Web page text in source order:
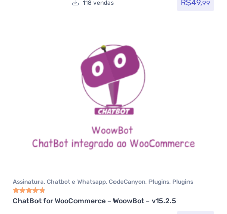
118 vendas R$49,99
Assinatura, Chatbot e Whatsapp, CodeCanyon, Plugins, Plugins
Wocoomerce
ChatBot for WooCommerce – WoowBot – v15.2.5